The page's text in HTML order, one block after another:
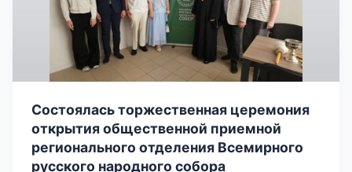
Состоялась торжественная церемония
открытия общественной приемной
регионального отделения Всемирного
русского народного собора